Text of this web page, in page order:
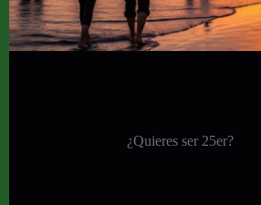
¿Quieres ser 25er?